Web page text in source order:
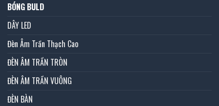
BÓNG BULD
DÂY LED
Đèn Âm Trần Thạch Cao
ĐÈN ÂM TRẦN TRÒN
ĐÈN ÂM TRẦN VUÔNG
ĐÈN BÀN